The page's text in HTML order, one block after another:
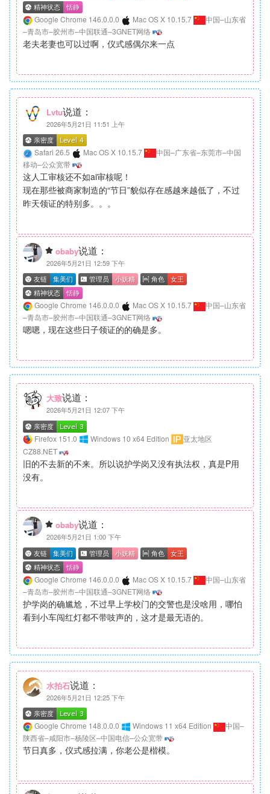
Google Chrome 146.0.0.0 Mac OS X 10.15.7
中国–山东省
–青岛市–胶州市–中国联通–3GNET网络
老夫老妻也可以过啊，仪式感偶尔来一点
Lvtu说道：
2026年5月21日 11:51 上午
Safari 26.5 Mac OS X 10.15.7
中国–广东省–东莞市–中国
移动–公众宽带
这人工审核还不如ai审核呢！
现在那些被商家制造的“节日”貌似存在感越来越低了，不过
昨天领证的特别多。。。
obaby说道：
2026年5月21日 12:59 下午
Google Chrome 146.0.0.0 Mac OS X 10.15.7
中国–山东省
–青岛市–胶州市–中国联通–3GNET网络
嗯嗯，现在这些日子领证的的确是多。
大致说道：
2026年5月21日 12:07 下午
Firefox 151.0 Windows 10 x64 Edition
亚太地区
CZ88.NET
旧的不去新的不来。所以说护学岗又没有执法权，真是P用
没有。
obaby说道：
2026年5月21日 1:00 下午
Google Chrome 146.0.0.0 Mac OS X 10.15.7
中国–山东省
–青岛市–胶州市–中国联通–3GNET网络
护学岗的确尴尬，不过早上学校门的交警也是没啥用，哪怕
看到小车闯红灯都不带吱声的，这才是最无语的。
水拍石说道：
2026年5月21日 12:25 下午
Google Chrome 148.0.0.0 Windows 11 x64 Edition
中国–
陕西省–咸阳市–杨陵区–中国电信–公众宽带
节日真多，仪式感拉满，你老公是楷模。